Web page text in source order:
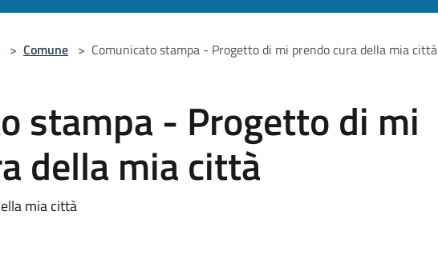
> Comune > Comunicato stampa - Progetto di mi prendo cura della mia città
stampa - Progetto di mi
della mia città
mia città